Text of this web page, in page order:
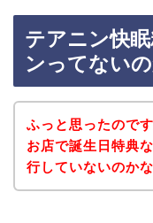
テアニン快
ンってない
ふっと思ったので
お店で誕生日特典
行していないのか